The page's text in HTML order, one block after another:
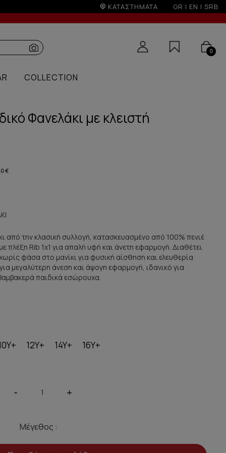
ΚΑΤΑΣΤΗΜΑΤΑ GR | EN | SRB
0
COLLECTION
Φανελάκι με κλειστή
€
από την κλασική συλλογή, κατασκευασμένο από 100% πενιέ
πλέξη Rib 1x1 για απαλή υφή και άνετη εφαρμογή. Διαθέτει
φάσα στο μανίκι για φυσική αίσθηση και ελευθερία
μεγαλύτερη άνεση και άψογη εφαρμογή, ιδανικό για
παιδικά εσώρουχα.
12Y+ 14Y+ 16Y+
- +
Μέγεθος :